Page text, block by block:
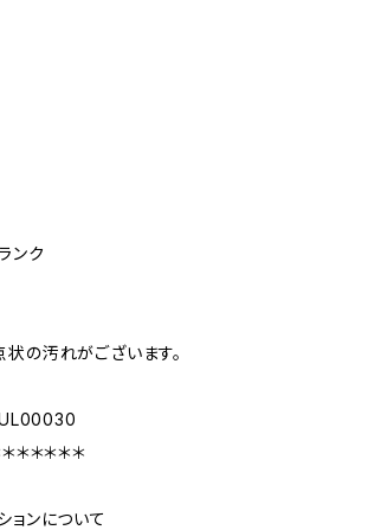
ンク
の汚れがございます。
＊＊＊＊＊
ョンについて